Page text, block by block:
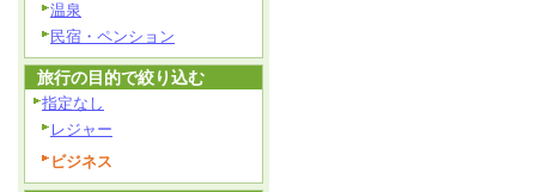
温泉
民宿・ペンション
旅行の目的で絞り込む
指定なし
レジャー
ビジネス